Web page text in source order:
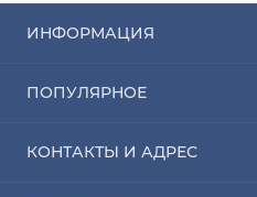
ИНФОРМАЦИЯ
Оплата
О компании
ПОПУЛЯРНОЕ
Насосы для воды
КОНТАКТЫ И АДРЕС